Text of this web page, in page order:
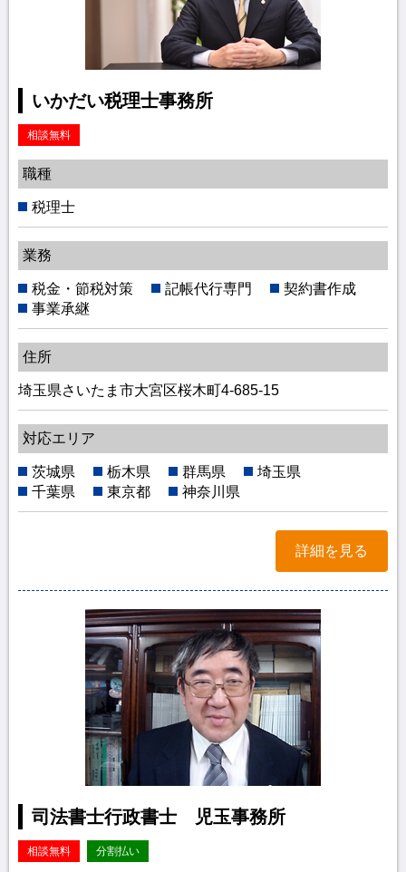
いかだい税理士事務所
相談無料
職種
税理士
業務
税金・節税対策 記帳代行専門
契約書作成
事業承継
住所
埼玉県さいたま市大宮区桜木町4-685-15
対応エリア
茨城県 栃木県 群馬県
埼玉県
千葉県
東京都 神奈川県
詳細を見る
司法書士行政書士 児玉事務所
相談無料 分割払い